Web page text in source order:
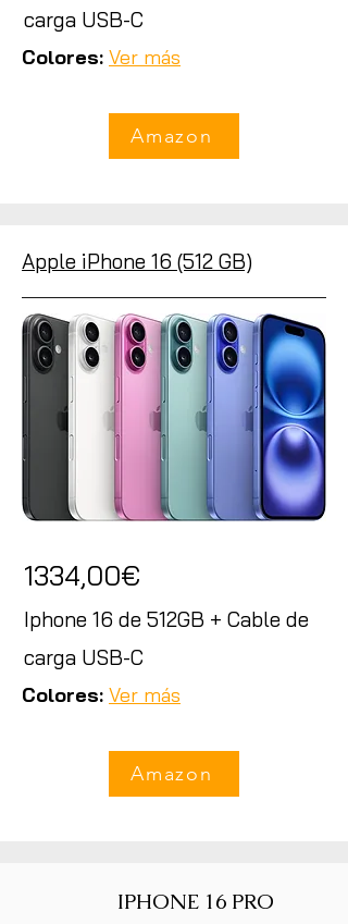
carga USB-C
Colores: Ver más
Amazon
Apple iPhone 16 (512 GB)
1334,00€
Iphone 16 de 512GB + Cable de
carga USB-C
Colores: Ver más
Amazon
IPHONE 16 PRO